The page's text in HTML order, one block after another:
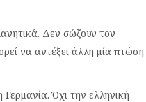
Δεν σώζουν τον
να αντέξει άλλη μία πτώση
Όχι την ελληνική